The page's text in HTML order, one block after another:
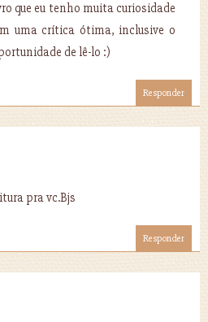
que eu tenho muita curiosidade
uma crítica ótima, inclusive o
de lê-lo :)
Responder
pra vc.Bjs
Responder